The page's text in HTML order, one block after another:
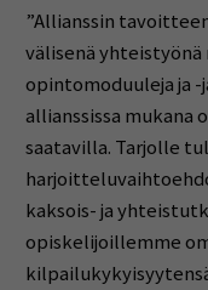
”Allianssin
välisenä
opintomoduuleja ja -
allianssissa mukana
saatavilla. Tarjolle
kaksois- ja
opiskelijoillemme